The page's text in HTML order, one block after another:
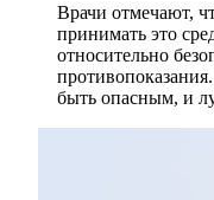
Врачи отмечают,
принимать это
относительно
быть опасным, и